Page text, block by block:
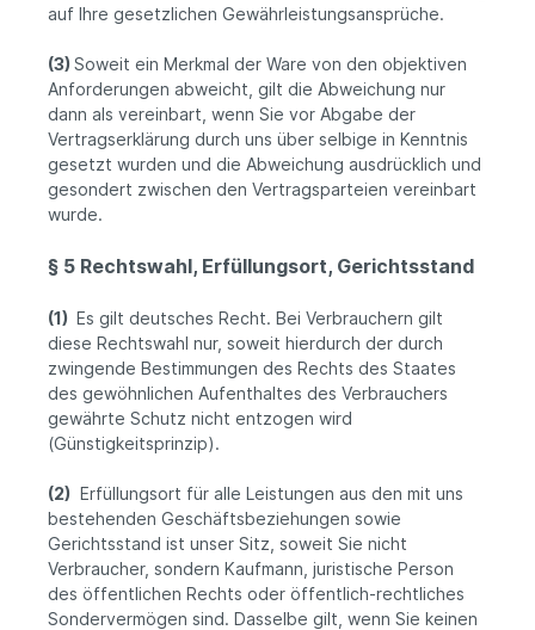
auf Ihre gesetzlichen Gewährleistungsansprüche.
(3)Soweit ein Merkmal der Ware von den objektiven
Anforderungen abweicht, gilt die Abweichung nur
dann als vereinbart, wenn Sie vor Abgabe der
Vertragserklärung durch uns über selbige in Kenntnis
gesetzt wurden und die Abweichung ausdrücklich und
gesondert zwischen den Vertragsparteien vereinbart
wurde.
§ 5 Rechtswahl, Erfüllungsort, Gerichtsstand
(1) Es gilt deutsches Recht. Bei Verbrauchern gilt
diese Rechtswahl nur, soweit hierdurch der durch
zwingende Bestimmungen des Rechts des Staates
des gewöhnlichen Aufenthaltes des Verbrauchers
gewährte Schutz nicht entzogen wird
(Günstigkeitsprinzip).
(2) Erfüllungsort für alle Leistungen aus den mit uns
bestehenden Geschäftsbeziehungen sowie
Gerichtsstand ist unser Sitz, soweit Sie nicht
Verbraucher, sondern Kaufmann, juristische Person
des öffentlichen Rechts oder öffentlich-rechtliches
Sondervermögen sind. Dasselbe gilt, wenn Sie keinen